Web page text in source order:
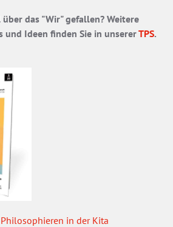
das "Wir" gefallen? Weitere
und Ideen finden Sie in unsererTPS.
in der Kita